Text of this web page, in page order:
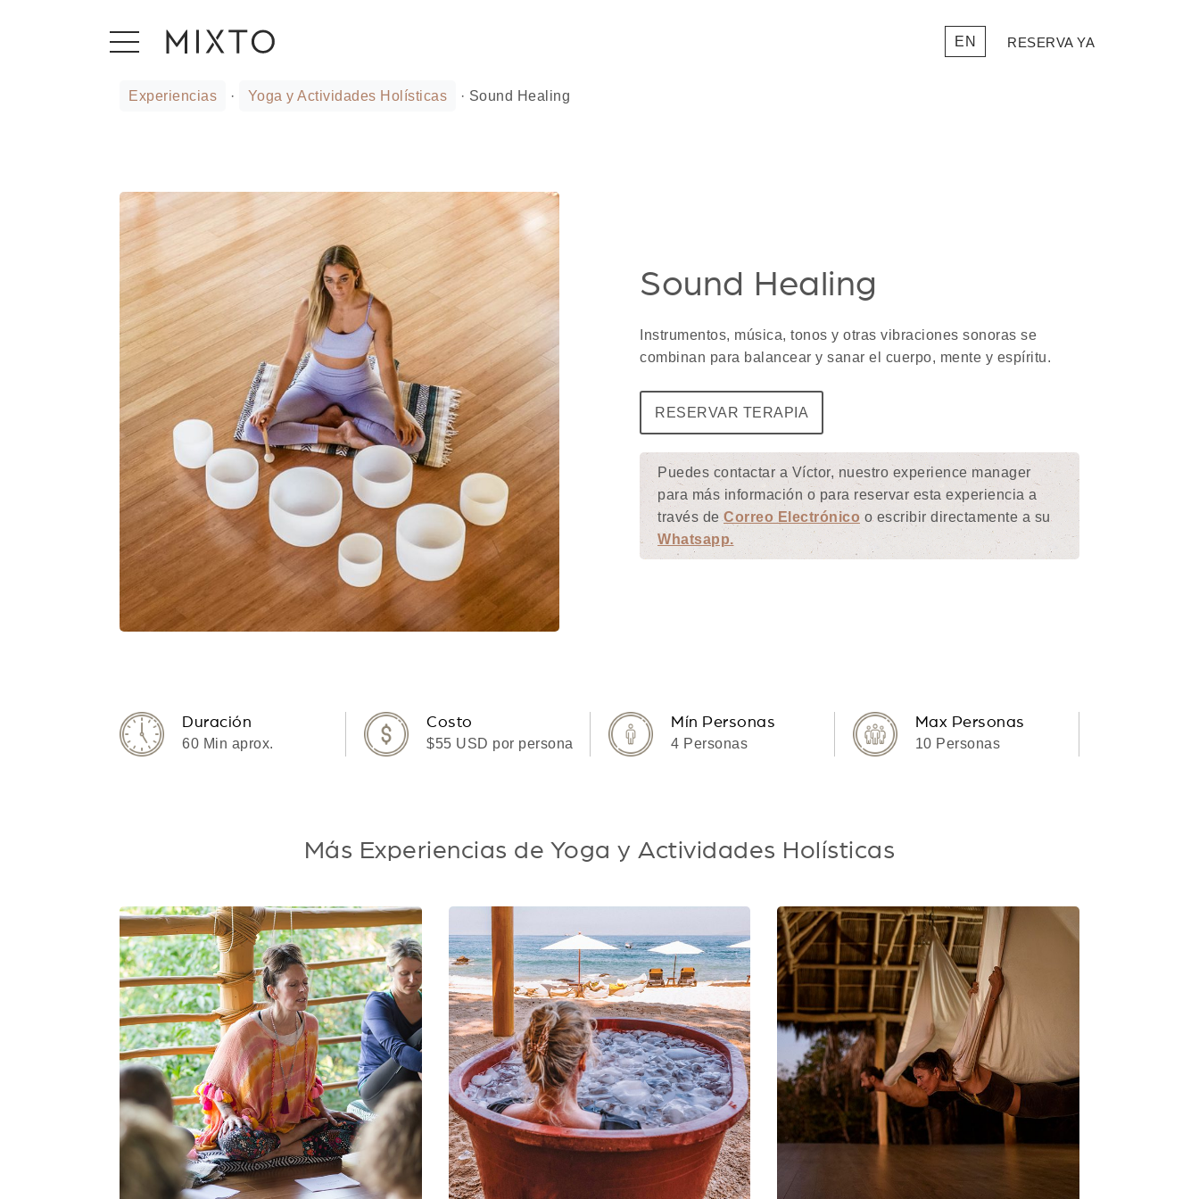
EN RESERVA YA
Experiencias · Yoga y Actividades Holísticas · Sound Healing
Sound Healing
Instrumentos, música, tonos y otras vibraciones sonoras se
combinan para balancear y sanar el cuerpo, mente y espíritu.
RESERVAR TERAPIA
Puedes contactar a Víctor, nuestro experience manager
para más información o para reservar esta experiencia a
través deCorreo Electrónico o escribir directamente a su
Whatsapp.
Duración
60 Min aprox.
Costo
$55 USD por persona
Mín Personas
4 Personas
Max Personas
10 Personas
Más Experiencias de Yoga y Actividades Holísticas